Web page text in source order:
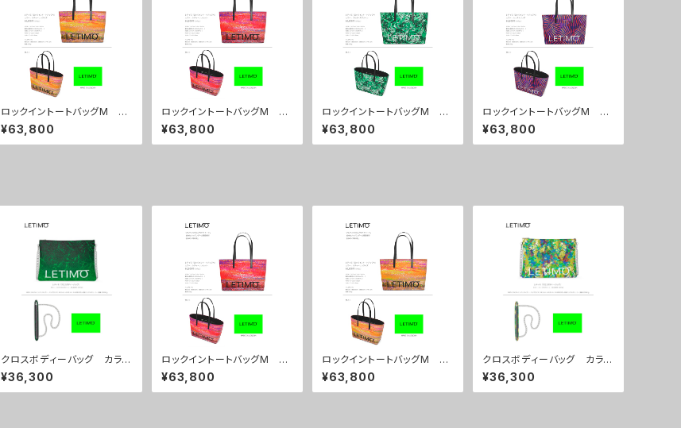
ロックイントートバッグM カ
ラー/シティーサンライズ ■
配送まで約１か月
¥63,800
ロックイントートバッグM カ
ラー/シティーサンセット ■
配送まで約１か月
¥63,800
ロックイントートバッグM カ
ラー/プロポーズグリーン ■
配送まで約１か月
¥63,800
ロックイントートバッグM カ
ラー/センスマゼンダ ■配送
まで約１か月
¥63,800
クロスボディーバッグ カラ
ー/ミストラルグリーン ■配
送まで約１か月
¥36,300
ロックイントートバッグM カ
ラー/シティーサンセット ■
配送まで約１か月
¥63,800
ロックイントートバッグM カ
ラー/シティーサンライズ ■
配送まで約１か月
¥63,800
クロスボディーバッグ カラ
ー/リーフスグリーン ■配送
まで約１か月
¥36,300